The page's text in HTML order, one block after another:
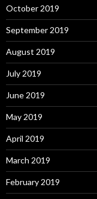
October 2019
September 2019
August 2019
July 2019
June 2019
May 2019
April 2019
March 2019
February 2019